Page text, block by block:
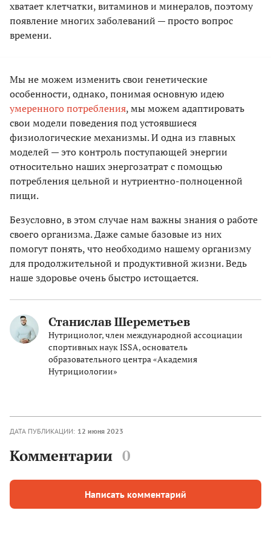
хватает клетчатки, витаминов и минералов, поэтому
появление многих заболеваний — просто вопрос
времени.
Мы не можем изменить свои генетические
особенности, однако, понимая основную идею
умеренного потребления, мы можем адаптировать
свои модели поведения под устоявшиеся
физиологические механизмы. И одна из главных
моделей — это контроль поступающей энергии
относительно наших энергозатрат с помощью
потребления цельной и нутриентно-полноценной
пищи.
Безусловно, в этом случае нам важны знания о работе
своего организма. Даже самые базовые из них
помогут понять, что необходимо нашему организму
для продолжительной и продуктивной жизни. Ведь
наше здоровье очень быстро истощается.
Станислав Шереметьев
Нутрициолог, член международной ассоциации
спортивных наук ISSA, основатель
образовательного центра «Академия
Нутрициологии»
ДАТА ПУБЛИКАЦИИ: 12 июня 2023
Комментарии 0
Написать комментарий